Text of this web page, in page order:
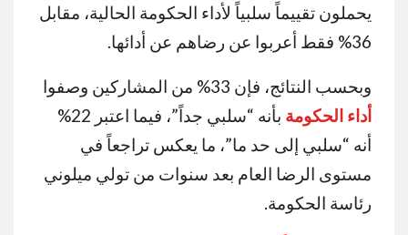
يحملون تقييماً سلبياً لأداء الحكومة الحالية، مقابل
36% فقط أعربوا عن رضاهم عن أدائها.
وبحسب النتائج، فإن 33% من المشاركين وصفوا
أداء الحكومة
بأنه “سلبي جداً”، فيما اعتبر 22%
أنه “سلبي إلى حد ما”، ما يعكس تراجعاً في
مستوى الرضا العام بعد سنوات من تولي ميلوني
رئاسة الحكومة.